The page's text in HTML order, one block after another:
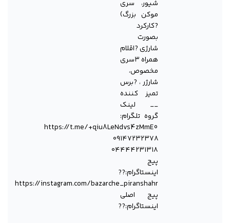
شیور، سری
موکن بزرگ)
?کارکرد
بصورت
شارژی ?اقلام
همراه ۳سری
مخصوص،
شارژر ، ?برس
تمیز کننده
__ لینک
گروە تلگرام:
‏https://t.me/+qiu8LeNdvs4zMmE0
۰۹۱۴۷۲۳۲۳۷۸
۰۴۴۴۴۲۳۱۳۱۸
پیج
اینستاگرام:??
‏https://instagram.com/bazarche_piranshahr
پیج اصلی
اینستاگرام:??